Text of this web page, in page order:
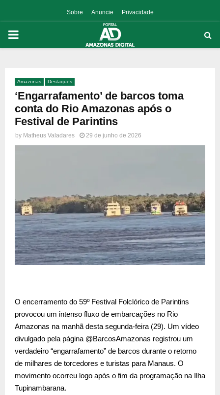
Sobre Anuncie Privacidade
PRIMARY
Amazonas Destaques
‘Engarrafamento’ de barcos toma
conta do Rio Amazonas após o
Festival de Parintins
by Matheus Valadares 29 de junho de 2026
O encerramento do 59º Festival Folclórico de Parintins
provocou um intenso fluxo de embarcações no Rio
Amazonas na manhã desta segunda-feira (29). Um vídeo
divulgado pela página @BarcosAmazonas registrou um
verdadeiro “engarrafamento” de barcos durante o retorno
de milhares de torcedores e turistas para Manaus. O
movimento ocorreu logo após o fim da programação na Ilha
Tupinambarana.